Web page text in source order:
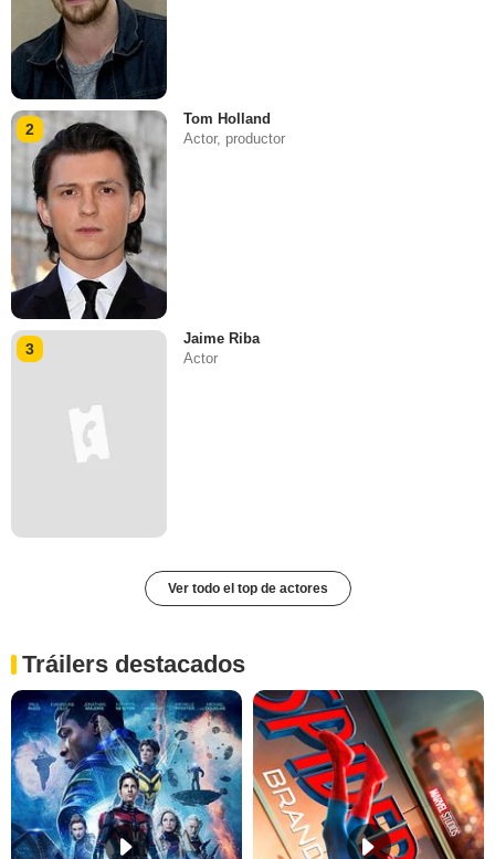
2
Tom Holland
Actor, productor
3
Jaime Riba
Actor
Ver todo el top de actores
Tráilers destacados